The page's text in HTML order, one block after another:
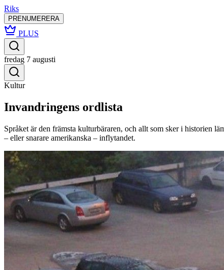
Riks
PRENUMERERA
PLUS
fredag 7 augusti
Kultur
Invandringens ordlista
Språket är den främsta kulturbäraren, och allt som sker i historien
– eller snarare amerikanska – inflytandet.